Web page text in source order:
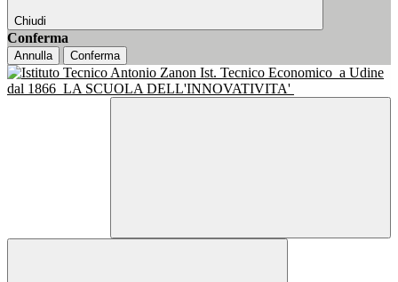
Chiudi
Conferma
Annulla Conferma
Ist. Tecnico Economico a Udine
dal 1866 LA SCUOLA DELL'INNOVATIVITA'